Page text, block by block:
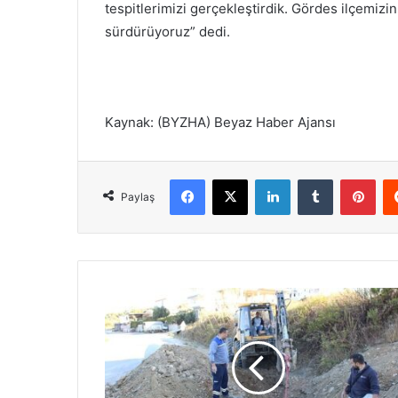
tespitlerimizi gerçekleştirdik. Gördes ilçemizin
sürdürüyoruz” dedi.
Kaynak: (BYZHA) Beyaz Haber Ajansı
Paylaş
a
n
g